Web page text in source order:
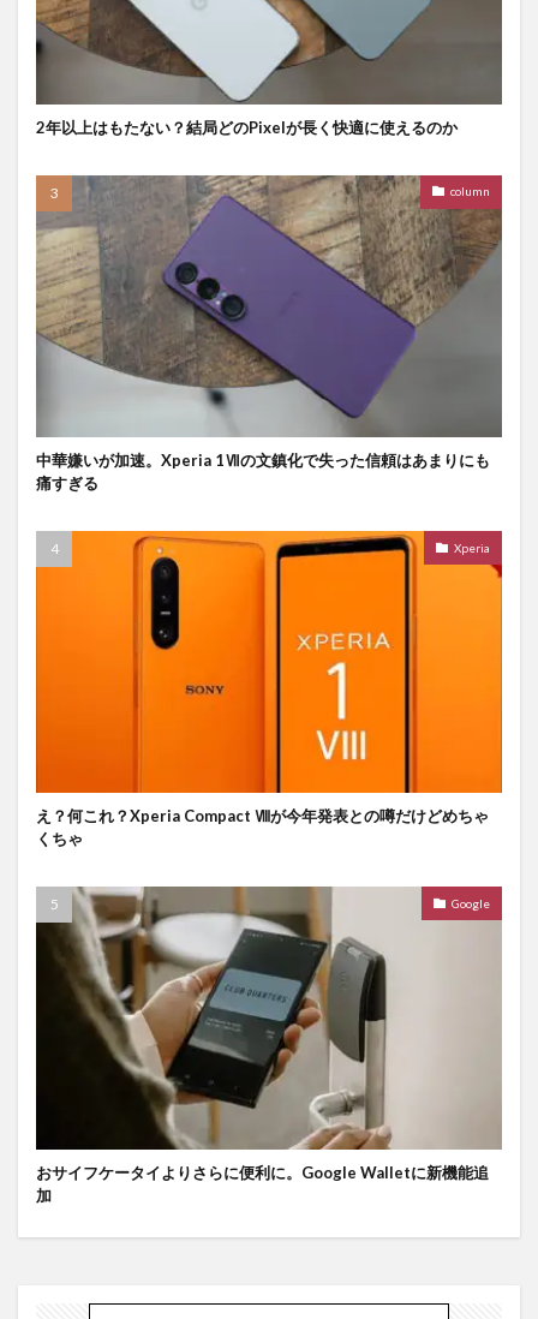
2年以上はもたない？結局どのPixelが長く快適に使えるのか
column
中華嫌いが加速。Xperia 1Ⅶの文鎮化で失った信頼はあまりにも
痛すぎる
Xperia
え？何これ？Xperia Compact Ⅷが今年発表との噂だけどめちゃ
くちゃ
Google
おサイフケータイよりさらに便利に。Google Walletに新機能追
加